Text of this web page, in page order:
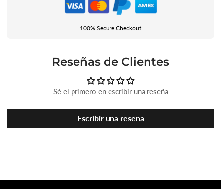
100% Secure Checkout
Reseñas de Clientes
Sé el primero en escribir una reseña
Escribir una reseña